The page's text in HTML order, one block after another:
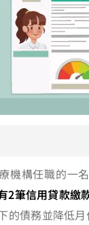
機構任職的一
2筆信用貸款繳
的債務並降低